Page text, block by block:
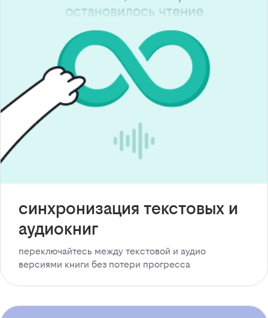
синхронизация текстовых и
аудиокниг
переключайтесь между текстовой и аудио
версиями книги без потери прогресса